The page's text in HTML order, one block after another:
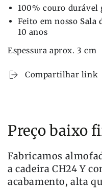
100% couro durável
Feito em nosso Sala
10 anos
Espessura aprox. 3 cm
Compartilhar link
Preço baixo
Fabricamos
a cadeira CH24 Y
acabamento, alta